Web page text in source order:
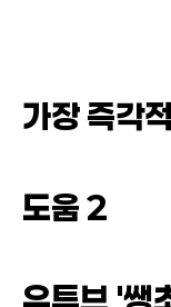
가장 즉각
도움 2
유튜브 '쌩